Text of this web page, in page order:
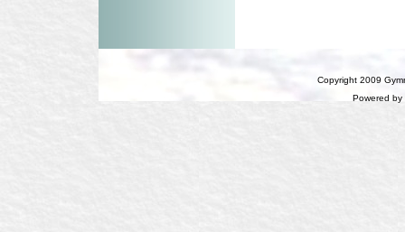
Copyright 2009
Powered by